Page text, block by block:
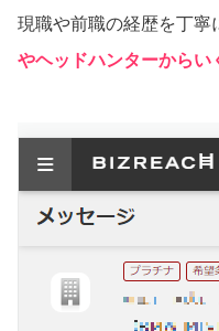
現職や前職の経歴を丁寧
やヘッドハンターからい